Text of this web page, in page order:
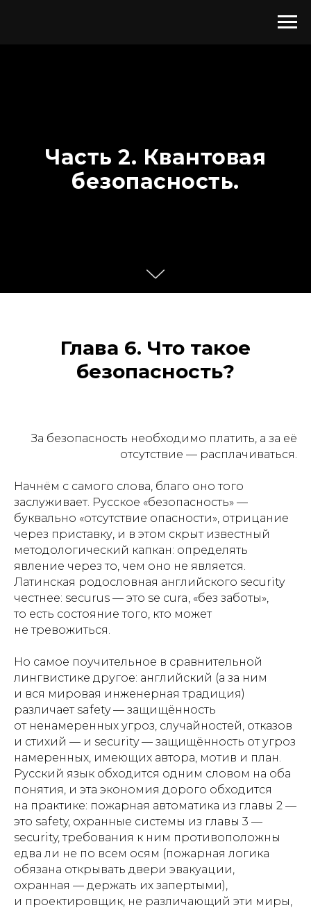
Часть 2. Квантовая
безопасность.
Глава 6. Что такое
безопасность?
За безопасность необходимо платить, а за её
отсутствие — расплачиваться.
Начнём с самого слова, благо оно того
заслуживает. Русское «безопасность» —
буквально «отсутствие опасности», отрицание
через приставку, и в этом скрыт известный
методологический капкан: определять
явление через то, чем оно не является.
Латинская родословная английского security
честнее: securus — это se cura, «без заботы»,
то есть состояние того, кто может
не тревожиться.
Но самое поучительное в сравнительной
лингвистике другое: английский (а за ним
и вся мировая инженерная традиция)
различает safety — защищённость
от ненамеренных угроз, случайностей, отказов
и стихий — и security — защищённость от угроз
намеренных, имеющих автора, мотив и план.
Русский язык обходится одним словом на оба
понятия, и эта экономия дорого обходится
на практике: пожарная автоматика из главы 2 —
это safety, охранные системы из главы 3 —
security, требования к ним противоположны
едва ли не по всем осям (пожарная логика
обязана открывать двери эвакуации,
охранная — держать их запертыми),
и проектировщик, не различающий эти миры,